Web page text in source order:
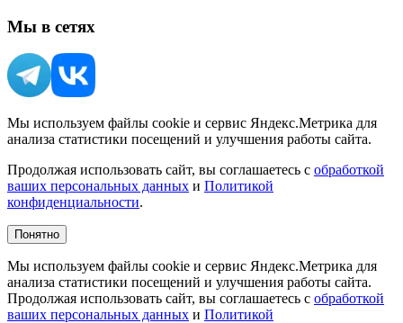
Мы в сетях
Мы используем файлы cookie и сервис Яндекс.Метрика для
анализа статистики посещений и улучшения работы сайта.
Продолжая использовать сайт, вы соглашаетесь с обработкой
ваших персональных данных и Политикой
конфиденциальности.
Понятно
Мы используем файлы cookie и сервис Яндекс.Метрика для
анализа статистики посещений и улучшения работы сайта.
Продолжая использовать сайт, вы соглашаетесь с обработкой
ваших персональных данных и Политикой